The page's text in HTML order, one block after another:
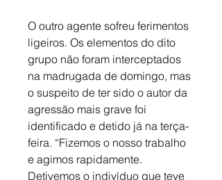
O outro agente sofreu ferimentos
ligeiros. Os elementos do dito
grupo não foram interceptados
na madrugada de domingo, mas
o suspeito de ter sido o autor da
agressão mais grave foi
identificado e detido já na terça-
feira. “Fizemos o nosso trabalho
e agimos rapidamente.
Detivemos o indivíduo que teve